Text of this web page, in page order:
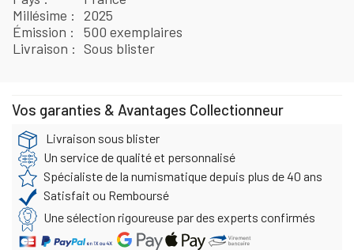
Millésime
2025
Émission
500 exemplaires
Livraison
Sous blister
Vos garanties & Avantages Collectionneur
Livraison sous blister
Un service de qualité et personnalisé
Spécialiste de la numismatique depuis plus de 40 ans
Satisfait ou Remboursé
Une sélection rigoureuse par des experts confirmés